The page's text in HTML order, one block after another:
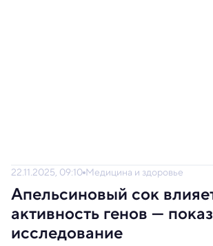
22.11.2025, 09:10 Медицина и здоровье
Апельсиновый сок
активность генов —
исследование